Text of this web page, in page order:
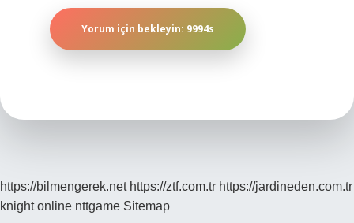
https://bilmengerek.net https://ztf.com.tr https://jardineden.com.tr
knight online nttgame Sitemap